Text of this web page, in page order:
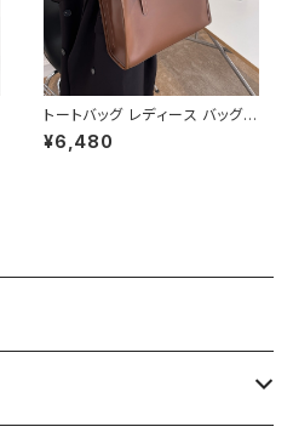
トートバッグ レディース バッグ
春夏 秋冬 春 夏 秋 冬 黒 白 バ
ッグ ハンドバッグ 肩掛け かばん
フィス カジュアル OL 上品 大人
¥6,480